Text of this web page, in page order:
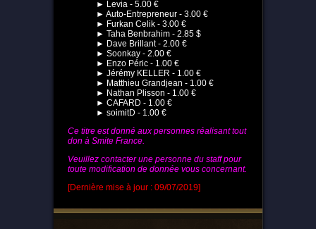
► Levia - 5.00 €
► Auto-Entrepreneur - 3.00 €
► Furkan Celik - 3.00 €
► Taha Benbrahim - 2.85 $
► Dave Brillant - 2.00 €
► Soonkay - 2.00 €
► Enzo Péric - 1.00 €
► Jérémy KELLER - 1.00 €
► Matthieu Grandjean - 1.00 €
► Nathan Plisson - 1.00 €
► CAFARD - 1.00 €
► soimitD - 1.00 €
Ce titre est donné aux personnes réalisant tout
don à Smite France.
Veuillez contacter une personne du staff pour
toute modification de donnée vous concernant.
[Dernière mise à jour : 09/07/2019]